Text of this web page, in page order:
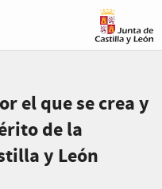
el que se crea y
de la
y León